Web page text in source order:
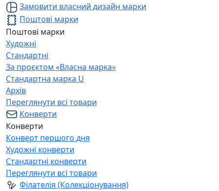
Замовити власний дизайн марки
Поштові марки
Поштові марки
Художні
Стандартні
За проєктом «Власна марка»
Стандартна марка U
Архів
Переглянути всі товари
Конверти
Конверти
Конверт першого дня
Художні конверти
Стандартні конверти
Переглянути всі товари
Філателія (Колекціонування)